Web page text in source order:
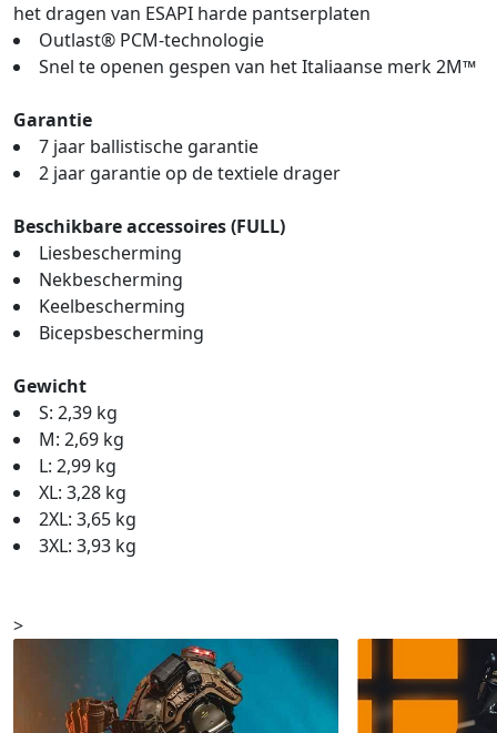
het dragen van ESAPI harde pantserplaten
Outlast® PCM-technologie
Snel te openen gespen van het Italiaanse merk 2M™
Garantie
7 jaar ballistische garantie
2 jaar garantie op de textiele drager
Beschikbare accessoires (FULL)
Liesbescherming
Nekbescherming
Keelbescherming
Bicepsbescherming
Gewicht
S: 2,39 kg
M: 2,69 kg
L: 2,99 kg
XL: 3,28 kg
2XL: 3,65 kg
3XL: 3,93 kg
>